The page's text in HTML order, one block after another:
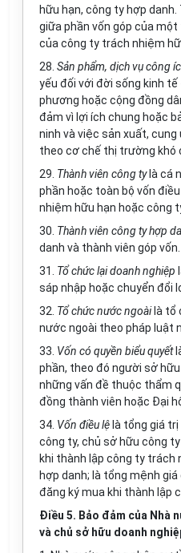
hữu hạn, công ty hợp
giữa phần vốn góp của
của công ty trách nhiệm
28. Sản phẩm, dịch vụ công
yếu đối với đời sống kinh
phương hoặc cộng đồng
đảm vì lợi ích chung hoặc
ninh và việc sản xuất,
theo cơ chế thị trường khó
29. Thành viên công ty là cá
phần hoặc toàn bộ vốn
nhiệm hữu hạn hoặc công
30. Thành viên công ty hợp
danh và thành viên góp vốn.
31. Tổ chức lại doanh nghiệp
sáp nhập hoặc chuyển đổi
32. Tổ chức nước ngoàilà tổ
nước ngoài theo pháp luật
33. Vốn có quyền biểu quyết
phần, theo đó người sở
những vấn đề thuộc thẩm
đồng thành viên hoặc Đại
34. Vốn điều lệ là tổng giá
công ty, chủ sở hữu công
khi thành lập công ty trách
hợp danh; là tổng mệnh
đăng ký mua khi thành lập
Điều 5. Bảo đảm của Nhà
và chủ sở hữu doanh